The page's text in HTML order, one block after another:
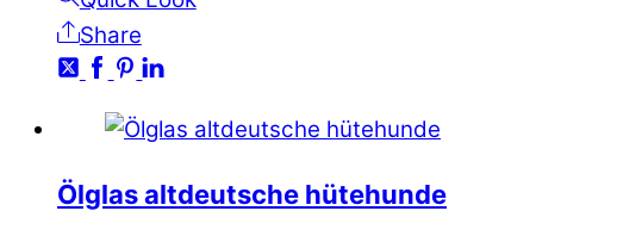
Share
Ölglas altdeutsche hütehunde